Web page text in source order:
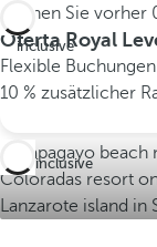
inclusive
Buchen Sie vorher
Oferta Royal
Flexible Buchungen
10 % zusätzlicher
All inclusive